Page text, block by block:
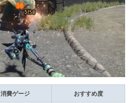
消費ゲージ おすすめ度